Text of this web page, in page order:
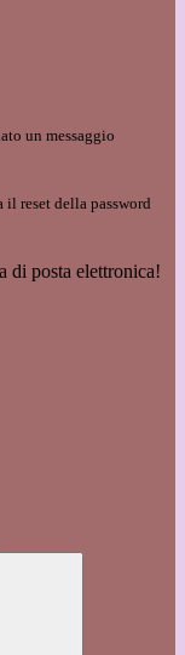
un messaggio
il reset della password
di posta elettronica!